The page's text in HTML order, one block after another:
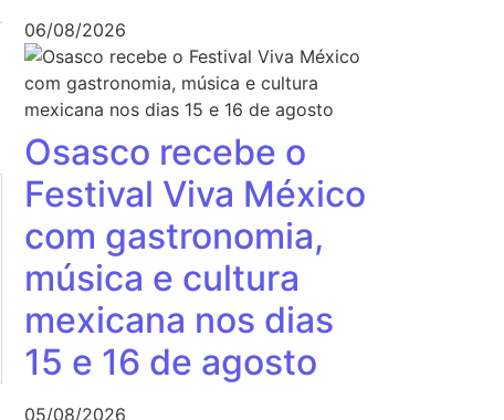
06/08/2026
Osasco recebe o
Festival Viva México
com gastronomia,
música e cultura
mexicana nos dias
15 e 16 de agosto
05/08/2026